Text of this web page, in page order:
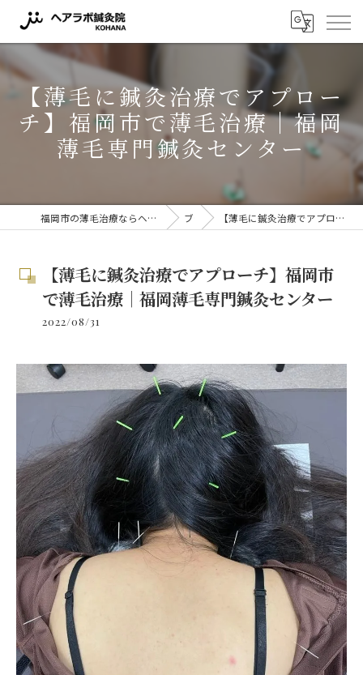
【薄毛に鍼灸治療でアプロー
チ】福岡市で薄毛治療｜福岡
薄毛専門鍼灸センター
福岡市の薄毛治療ならヘアラボ鍼灸院 KOHANA 〜薬に頼らない薄毛対策〜 ブログ 【薄毛に鍼灸治療でアプローチ】福岡市で薄毛治療｜福岡薄毛専門鍼灸センター
【薄毛に鍼灸治療でアプローチ】福岡市
で薄毛治療｜福岡薄毛専門鍼灸センター
2022/08/31